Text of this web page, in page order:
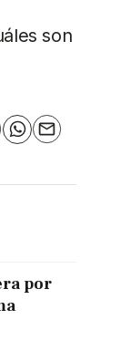
son
WhatsApp
Email
por